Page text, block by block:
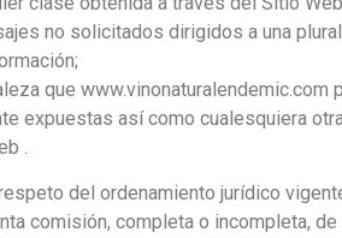
no solicitados dirigidos a una
que
expuestas así como cualesquiera
.
del ordenamiento jurídico
comisión, completa o incompleta,